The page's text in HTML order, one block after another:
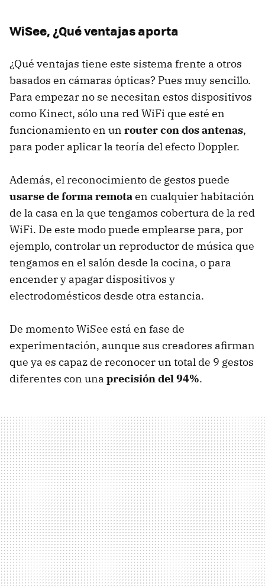
WiSee, ¿Qué ventajas aporta
¿Qué ventajas tiene este sistema frente a otros
basados en cámaras ópticas? Pues muy sencillo.
Para empezar no se necesitan estos dispositivos
como Kinect, sólo una red WiFi que esté en
funcionamiento en un router con dos antenas,
para poder aplicar la teoría del efecto Doppler.
Además, el reconocimiento de gestos puede
usarse de forma remotaen cualquier habitación
de la casa en la que tengamos cobertura de la red
WiFi. De este modo puede emplearse para, por
ejemplo, controlar un reproductor de música que
tengamos en el salón desde la cocina, o para
encender y apagar dispositivos y
electrodomésticos desde otra estancia.
De momento WiSee está en fase de
experimentación, aunque sus creadores afirman
que ya es capaz de reconocer un total de 9 gestos
diferentes con una precisión del 94%.